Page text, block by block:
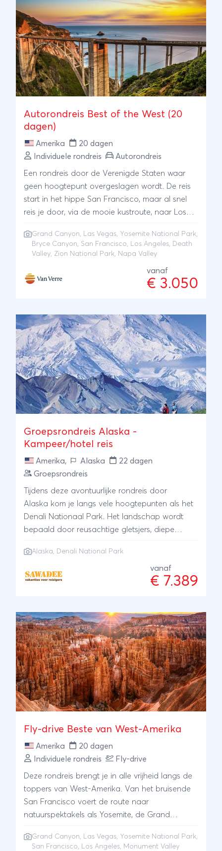
Autorondreis Best of the West (20
dagen)
Amerika
20 dagen
Individuele rondreis
Autorondreis
Een rondreis door de Verenigde Staten waar
geen hoogtepunt overgeslagen wordt. De reis
start in het hippe San Francisco, maar al snel
reis je door, via de mooie kustroute, naar Los
zonsopgang bij Grand Canyon en Bryce
Canyon, bewandel één van de bijzondere
droge Death Valley en verblijf in een themahotel
in Las Vegas. Sluit de reis af met een
Grand Canyon, Las Vegas, Yosemite National Park,
Bryce Canyon, San Francisco, Los Angeles, Death
Valley, Zion National Park, Napa Valley
vanaf
€ 3.050
Groepsrondreis Alaska -
Kampeer/hotel reis
Amerika, Alaska
22 dagen
Groepsrondreis
Tijdens deze avontuurlijke rondreis door
Alaska kom je langs vele hoogtepunten als het
Denali Nationaal Park. Het landschap wordt
bepaald door reusachtige gletsjers, diepe
onder andere kariboes, wolven en grizzlyberen
tegenkomen. Alaska, een wereld van immense
schoonheid waar 's zomers de zon niet
actie en natuur!
Alaska, Denali National Park
vanaf
€ 7.389
Fly-drive Beste van West-Amerika
Amerika
20 dagen
Individuele rondreis
Fly-drive
Deze rondreis brengt je in alle vrijheid langs de
toppers van West-Amerika. Van het bruisende
San Francisco voert de route naar
natuurspektakels als Yosemite, de Grand
van Las Vegas. Je sluit af in Los Angeles, The
Grand Canyon, Las Vegas, Yosemite National Park,
San Francisco, Los Angeles, Monument Valley